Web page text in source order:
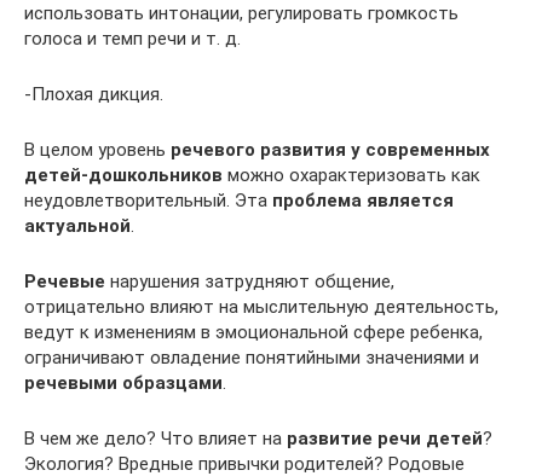
использовать интонации, регулировать громкость
голоса и темп речи и т. д.
-Плохая дикция.
В целом уровень речевого развития у современных
детей-дошкольников можно охарактеризовать как
неудовлетворительный. Эта проблема является
актуальной.
Речевые нарушения затрудняют общение,
отрицательно влияют на мыслительную деятельность,
ведут к изменениям в эмоциональной сфере ребенка,
ограничивают овладение понятийными значениями и
речевыми образцами.
В чем же дело? Что влияет на развитие речи детей?
Экология? Вредные привычки родителей? Родовые